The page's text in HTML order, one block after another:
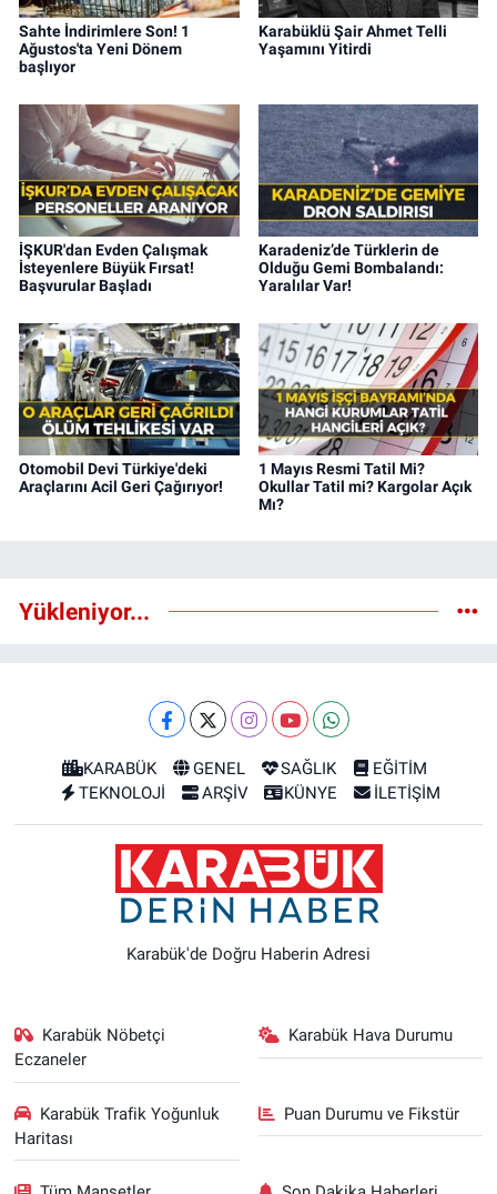
Sahte İndirimlere Son! 1
Ağustos'ta Yeni Dönem
başlıyor
Karabüklü Şair Ahmet Telli
Yaşamını Yitirdi
İŞKUR'dan Evden Çalışmak
İsteyenlere Büyük Fırsat!
Başvurular Başladı
Karadeniz’de Türklerin de
Olduğu Gemi Bombalandı:
Yaralılar Var!
Otomobil Devi Türkiye'deki
Araçlarını Acil Geri Çağırıyor!
1 Mayıs Resmi Tatil Mi?
Okullar Tatil mi? Kargolar Açık
Mı?
Yükleniyor...
KARABÜK GENEL SAĞLIK
EĞİTİM
TEKNOLOJİ
ARŞİV KÜNYE İLETİŞİM
Karabük'de Doğru Haberin Adresi
Karabük Nöbetçi
Eczaneler
Karabük Hava Durumu
Karabük Trafik Yoğunluk
Haritası
Puan Durumu ve Fikstür